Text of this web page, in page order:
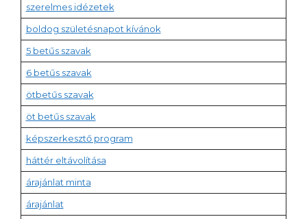
szerelmes idézetek
boldog születésnapot kívánok
5 betűs szavak
6 betűs szavak
ötbetűs szavak
öt betűs szavak
képszerkesztő program
háttér eltávolítása
árajánlat minta
árajánlat